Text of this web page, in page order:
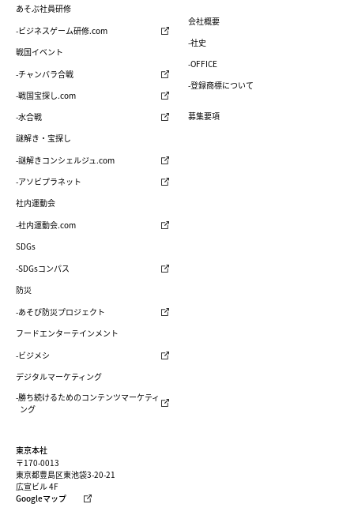
東京本社
〒170-0013
東京都豊島区東池袋3-20-21
広宣ビル 4F
Googleマップ
あそぶ社員研修
-ビジネスゲーム研修.com
戦国イベント
-チャンバラ合戦
-戦国宝探し.com
-水合戦
謎解き・宝探し
-謎解きコンシェルジュ.com
-アソビプラネット
社内運動会
-社内運動会.com
SDGs
-SDGsコンパス
防災
-あそび防災プロジェクト
フードエンターテインメント
-ビジメシ
デジタルマーケティング
-勝ち続けるためのコンテンツマーケティ
ング
会社概要
-社史
-OFFICE
-登録商標について
募集要項